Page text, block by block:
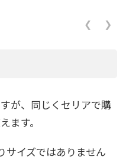
❮
❯
が、同じくセリアで購
ます。
サイズではありません